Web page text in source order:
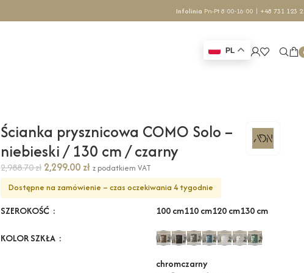
Infolinia Pn-Pt 8:00-16:00 | +48 731 123
PL
Ścianka prysznicowa COMO Solo –
niebieski / 130 cm / czarny
2,988.70zł 2,299.00 zł z podatkiem VAT
Dostępne na zamówienie – czas oczekiwania 4 tygodnie
SZEROKOŚĆ 100 cm110 cm120 cm130 cm
KOLOR SZKŁA
chromczarny